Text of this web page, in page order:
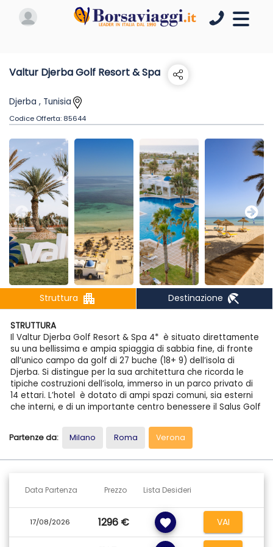
Valtur Djerba Golf Resort & Spa
Djerba , Tunisia
Codice Offerta: 85644
Struttura apartment Destinazione beach_access
STRUTTURA
Il Valtur Djerba Golf Resort & Spa 4* è situato direttamente
su una bellissima e ampia spiaggia di sabbia fine, di fronte
all’unico campo da golf di 27 buche (18+ 9) dell’isola di
Djerba. Si distingue per la sua architettura che ricorda le
tipiche costruzioni dell’isola, immerso in un parco privato di
14 ettari. L’hotel è dotato di ampi spazi comuni, sia esterni
che interni, e di un importante centro benessere il Salus Golf
tecnologia all’avanguardia. Uno dei punti di forza è
l’incantevole spiaggia con palme e dune di sabbia bianca
Djerba.
SPIAGGIA
Di sabbia bianca e fine, con fondale digradante su un tratto
di mare particolarmente limpido. Utilizzo gratuito di lettini e
Partenze da: Milano Roma Verona
Data Partenza Prezzo Lista Desideri
17/08/2026 1296 € favorite VAI